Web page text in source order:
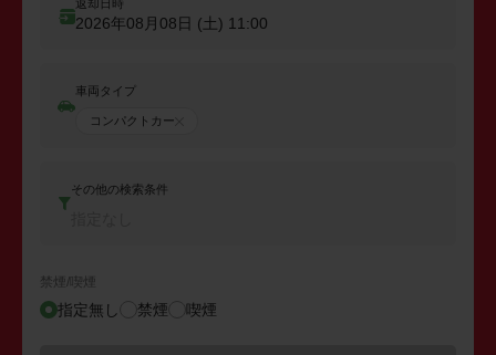
返却日時
2026年08月08日 (土) 11:00
車両タイプ
コンパクトカー
その他の検索条件
禁煙/喫煙
指定無し 禁煙 喫煙